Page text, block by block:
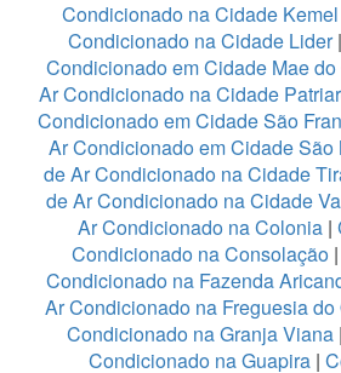
Condicionado na Cidade Kemel
Condicionado na Cidade Lider|
Condicionado em Cidade Mae do
Ar Condicionado na Cidade
Condicionado em Cidade São
Ar Condicionado em Cidade São
de Ar Condicionado na Cidade
de Ar Condicionado na Cidade
Ar Condicionado na Colonia|
Condicionado na Consolação |
Condicionado na Fazenda
Ar Condicionado na Freguesia do
Condicionado na Granja Viana|
Condicionado na Guapira |